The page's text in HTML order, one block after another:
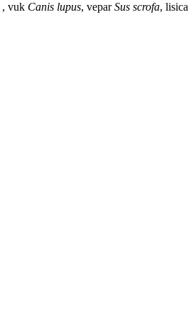
, vuk Canis lupus, veparSus scrofa, lisica